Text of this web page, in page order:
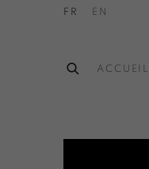
ACCUEIL
FR EN